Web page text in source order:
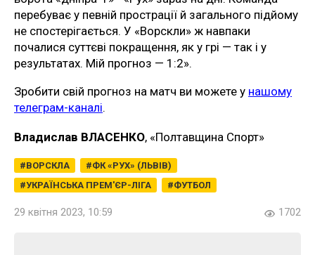
перебуває у певній прострації й загального підйому
не спостерігається. У «Ворскли» ж навпаки
почалися суттєві покращення, як у грі — так і у
результатах. Мій прогноз — 1:2».
Зробити свій прогноз на матч ви можете у нашому
телеграм-каналі.
Владислав ВЛАСЕНКО, «Полтавщина Спорт»
ВОРСКЛА
ФК «РУХ» (ЛЬВІВ)
УКРАЇНСЬКА ПРЕМ'ЄР-ЛІГА
ФУТБОЛ
29 квітня 2023, 10:59 1702